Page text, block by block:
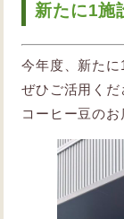
新たに1施
今年度、新たに
ぜひご活用く
コーヒー豆の